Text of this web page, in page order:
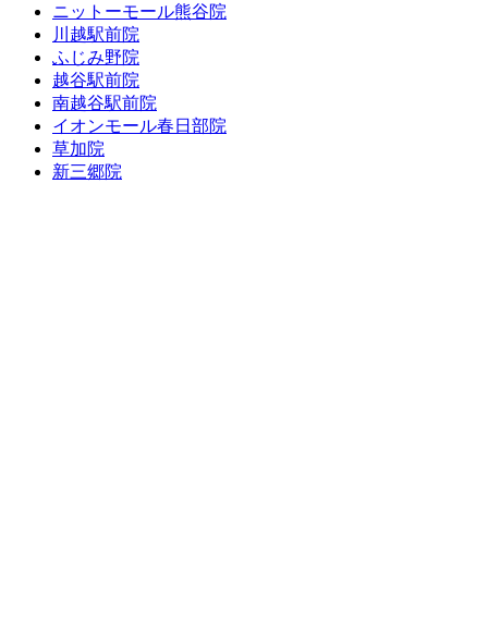
ニットーモール熊谷院
川越駅前院
ふじみ野院
越谷駅前院
南越谷駅前院
イオンモール春日部院
草加院
新三郷院